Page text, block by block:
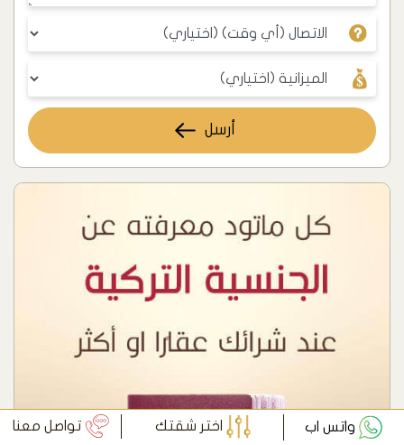
أرسل
واتس اب اختر شقتك تواصل معنا